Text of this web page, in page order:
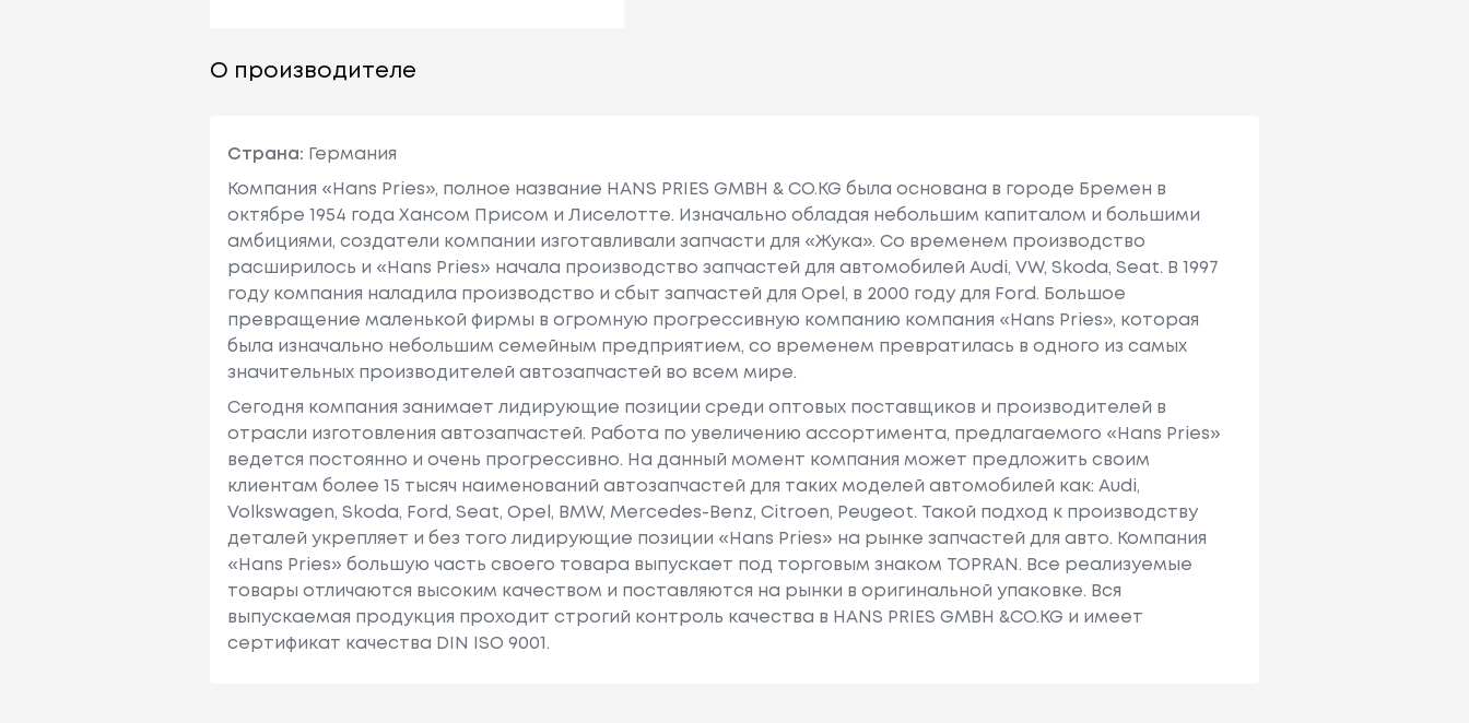
О производителе
Страна: Германия
Компания «Hans Pries», полное название HANS PRIES GMBH & CO.KG была основана в городе Бремен в
октябре 1954 года Хансом Присом и Лиселотте. Изначально обладая небольшим капиталом и большими
амбициями, создатели компании изготавливали запчасти для «Жука». Со временем производство
расширилось и «Hans Pries» начала производство запчастей для автомобилей Audi, VW, Skoda, Seat. В 1997
году компания наладила производство и сбыт запчастей для Opel, в 2000 году для Ford. Большое
превращение маленькой фирмы в огромную прогрессивную компанию компания «Hans Pries», которая
была изначально небольшим семейным предприятием, со временем превратилась в одного из самых
значительных производителей автозапчастей во всем мире.
Сегодня компания занимает лидирующие позиции среди оптовых поставщиков и производителей в
отрасли изготовления автозапчастей. Работа по увеличению ассортимента, предлагаемого «Hans Pries»
ведется постоянно и очень прогрессивно. На данный момент компания может предложить своим
клиентам более 15 тысяч наименований автозапчастей для таких моделей автомобилей как: Audi,
Volkswagen, Skoda, Ford, Seat, Opel, BMW, Mercedes-Benz, Citroen, Peugeot. Такой подход к производству
деталей укрепляет и без того лидирующие позиции «Hans Pries» на рынке запчастей для авто. Компания
«Hans Pries» большую часть своего товара выпускает под торговым знаком TOPRAN. Все реализуемые
товары отличаются высоким качеством и поставляются на рынки в оригинальной упаковке. Вся
выпускаемая продукция проходит строгий контроль качества в HANS PRIES GMBH &CO.KG и имеет
сертификат качества DIN ISO 9001.